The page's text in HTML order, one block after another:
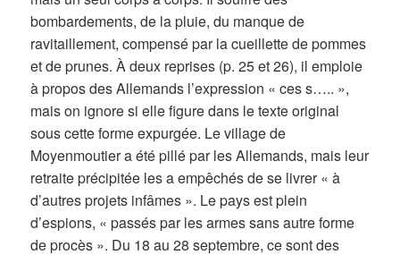
bombardements, de la pluie, du manque de
ravitaillement, compensé par la cueillette de pommes
et de prunes. À deux reprises (p. 25 et 26), il emploie
à propos des Allemands l’expression « ces s….. »,
mais on ignore si elle figure dans le texte original
sous cette forme expurgée. Le village de
Moyenmoutier a été pillé par les Allemands, mais leur
retraite précipitée les a empêchés de se livrer « à
d’autres projets infâmes ». Le pays est plein
d’espions, « passés par les armes sans autre forme
de procès ». Du 18 au 28 septembre, ce sont des